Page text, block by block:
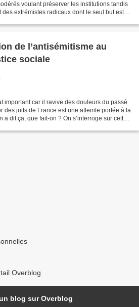
voulant préserver les institutions tandis
extrémistes radicaux dont le seul but est
de l’antisémitisme au
sociale
important car il ravive des douleurs du passé.
des juifs de France est une atteinte portée à la
a dit ça, que fait-on ? On s’interroge sur cette
Overblog
blog sur Overblog